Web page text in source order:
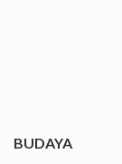
BUDAYA